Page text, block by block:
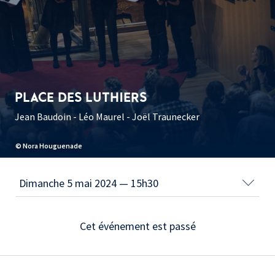
© Nora Houguenade
PLACE DES LUTHIERS
Jean Baudoin - Léo Maurel - Joël Traunecker
Cet événement est passé